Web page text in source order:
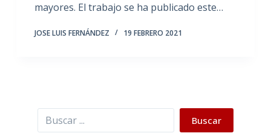
mayores. El trabajo se ha publicado este…
JOSE LUIS FERNÁNDEZ 19 FEBRERO 2021
Buscar Buscar